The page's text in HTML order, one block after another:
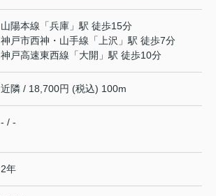
山陽本線 「兵庫 」駅 徒歩15分
神戸市西神・山手線 「 上沢 」駅 徒歩7分
神戸高速東西線 「大開 」駅 徒歩10分
近隣 / 18,700円 (税込) 100m
- / -
2年